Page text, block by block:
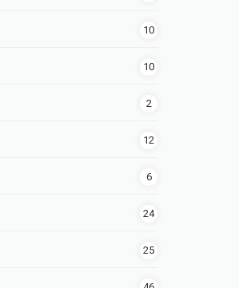
10
10
2
12
6
24
25